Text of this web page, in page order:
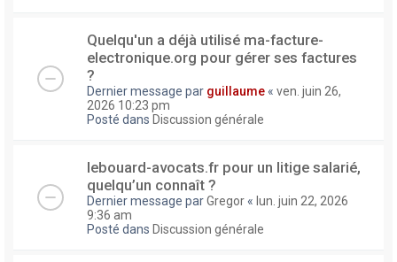
Quelqu'un a déjà utilisé ma-facture-
electronique.org pour gérer ses factures
?
Dernier message par guillaume « ven. juin 26,
2026 10:23 pm
Posté dans Discussion générale
lebouard-avocats.fr pour un litige salarié,
quelqu’un connaît ?
Dernier message parGregor « lun. juin 22, 2026
9:36 am
Posté dans Discussion générale